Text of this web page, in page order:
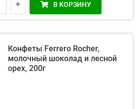
В КОРЗИНУ
Конфеты Ferrero Rocher,
молочный шоколад и лесной
орех, 200г